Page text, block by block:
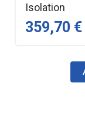
Isolation
359,70 €